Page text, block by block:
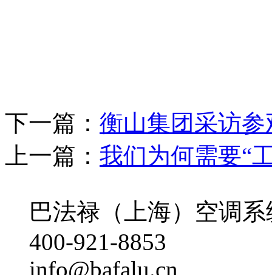
下一篇： 衡山集团采访
上一篇： 我们为何需要“
巴法禄（上海）空调
400-921-8853
info@bafalu.cn